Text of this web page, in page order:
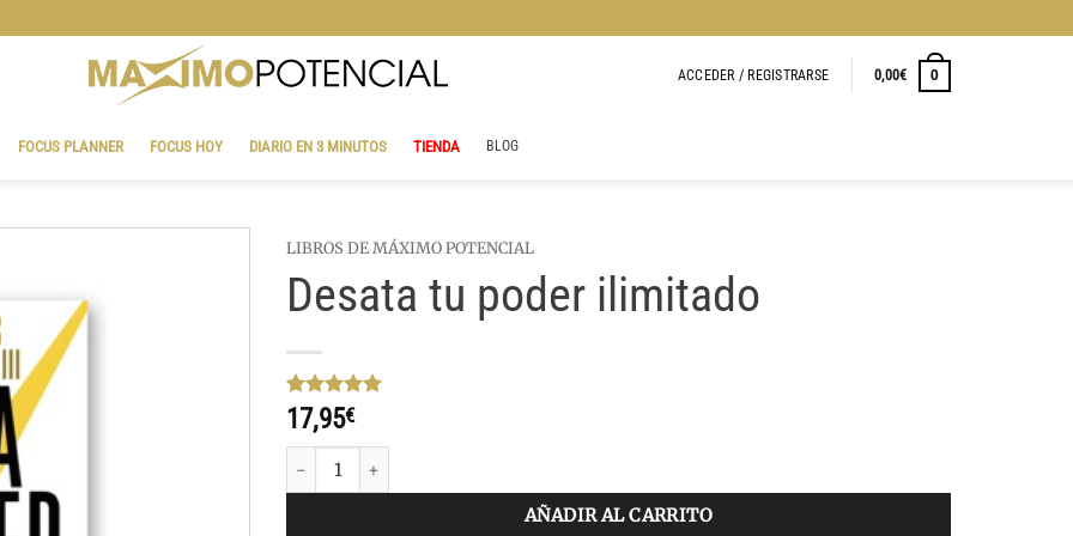
ACCEDER / REGISTRARSE 0,00€ 0
FOCUS PLANNER FOCUS HOY DIARIO EN 3 MINUTOS TIENDA BLOG
LIBROS DE MÁXIMO POTENCIAL
Desata tu poder ilimitado
Valorado
con5de 5
en base a
4
valoraciones
de clientes
17,95€
Desata tu poder ilimitado cantidad
AÑADIR AL CARRITO